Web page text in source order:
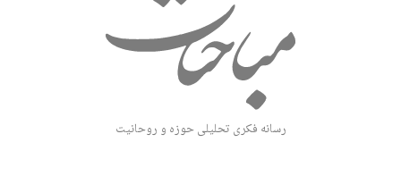
رسانه فکری تحلیلی حوزه و روحانیت